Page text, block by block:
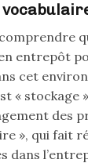
entrepôt
cet
« stockage
des
», qui fait
dans